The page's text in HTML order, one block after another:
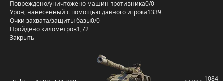
Повреждено/уничтожено машин противника0/0
Урон, нанесённый с помощью данного игрока1339
Очки захвата/защиты базы0/0
Пройдено километров1,72
Закрыть
1084